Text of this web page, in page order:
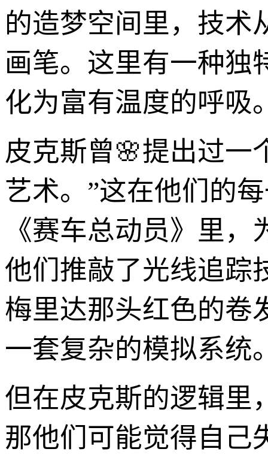
的造梦空间里，技术
画笔。这里有一种独
化为富有温度的呼吸
皮克斯曾🌸提出过一
艺术。”这在他们的
《赛车总动员》里
他们推敲了光线追踪
梅里达那头红色的卷
一套复杂的模拟系统
但在皮克斯的逻辑里
那他们可能觉得自己